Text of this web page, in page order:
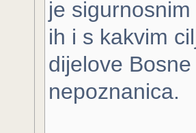
je
ih i s kakvim
dijelove
nepoznanica.